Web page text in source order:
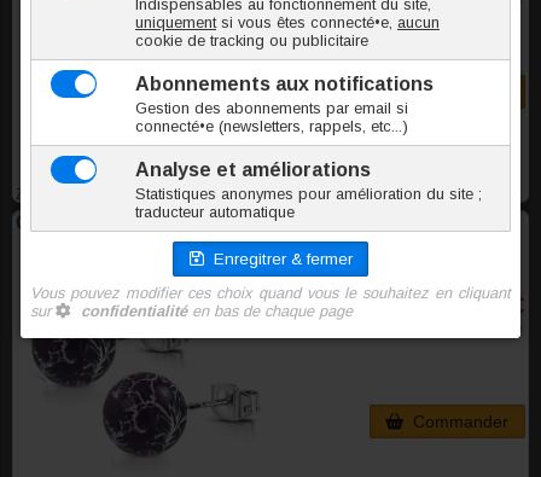
ZOUB235
Commander
Clous d'oreille Random Marble G
0,95 €
TTC la paire
Commander